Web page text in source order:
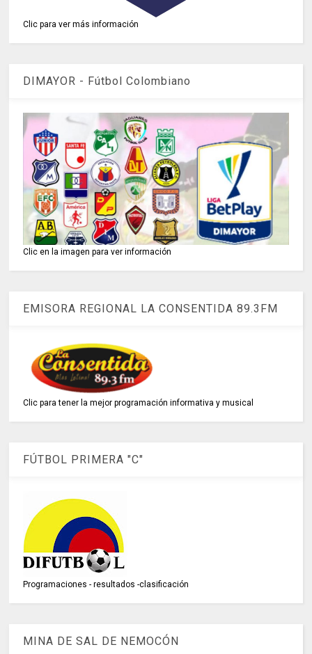
Clic para ver más información
DIMAYOR - Fútbol Colombiano
Clic en la imagen para ver información
EMISORA REGIONAL LA CONSENTIDA 89.3FM
Clic para tener la mejor programación informativa y musical
FÚTBOL PRIMERA "C"
Programaciones - resultados -clasificación
MINA DE SAL DE NEMOCÓN